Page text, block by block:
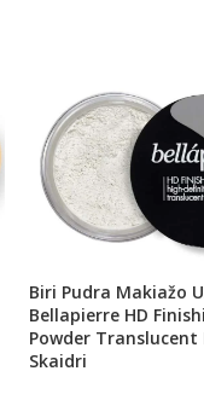
Biri Pudra Makiažo
Bellapierre HD
Powder Translucent
Skaidri